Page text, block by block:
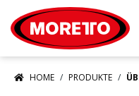
HOME PRODUKTE